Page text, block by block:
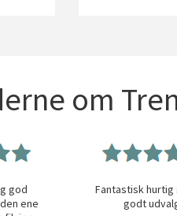
om
god
ene
Fantastisk hurtig
godt